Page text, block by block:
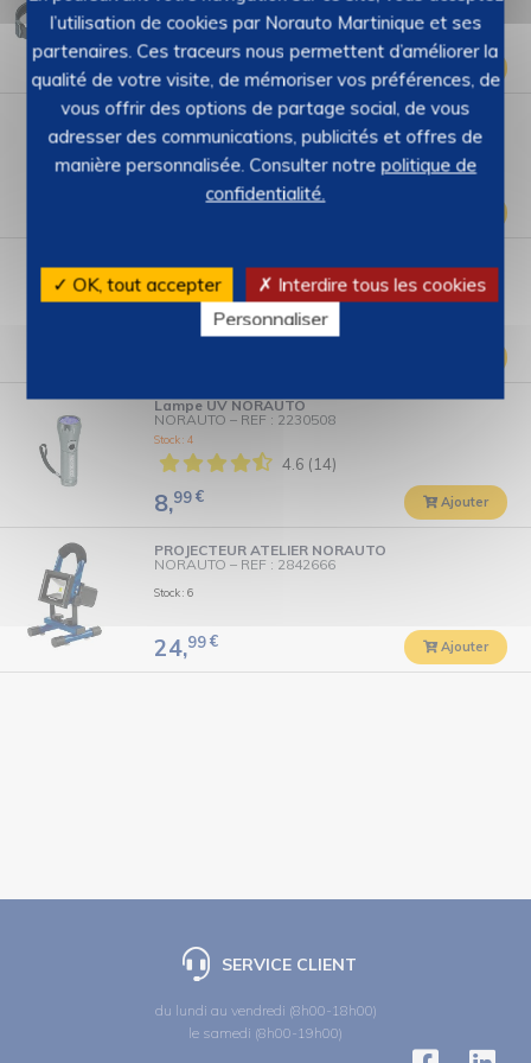
Stock : 14
4.7 (24)
18, 99€
Lampe stylo NORAUTO
NORAUTO–REF : 2230506
4.6 (22)
REF : 2230505
Stock : 5
4.3 (4)
Lampe UV NORAUTO
NORAUTO – REF : 2230508
Stock : 4
4.6 (14)
8,99€ Ajouter
PROJECTEUR ATELIER NORAUTO
NORAUTO – REF : 2842666
Stock : 6
24,99€ Ajouter
SERVICE CLIENT
du lundi au vendredi (8h00-18h00)
le samedi (8h00-19h00)
l’utilisation de cookies par Norauto Martinique et ses
partenaires. Ces traceurs nous permettent d’améliorer la
qualité de votre visite, de mémoriser vos préférences, de
vous offrir des options de partage social, de vous
adresser des communications, publicités et offres de
manière personnalisée. Consulter notre politique de
confidentialité.
✓ OK, tout accepter
✗ Interdire tous les cookies
Personnaliser